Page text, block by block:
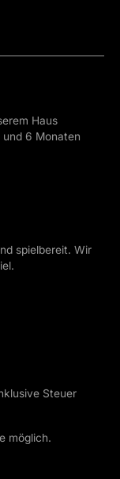
Haus
6 Monaten
spielbereit. Wir
Steuer
möglich.